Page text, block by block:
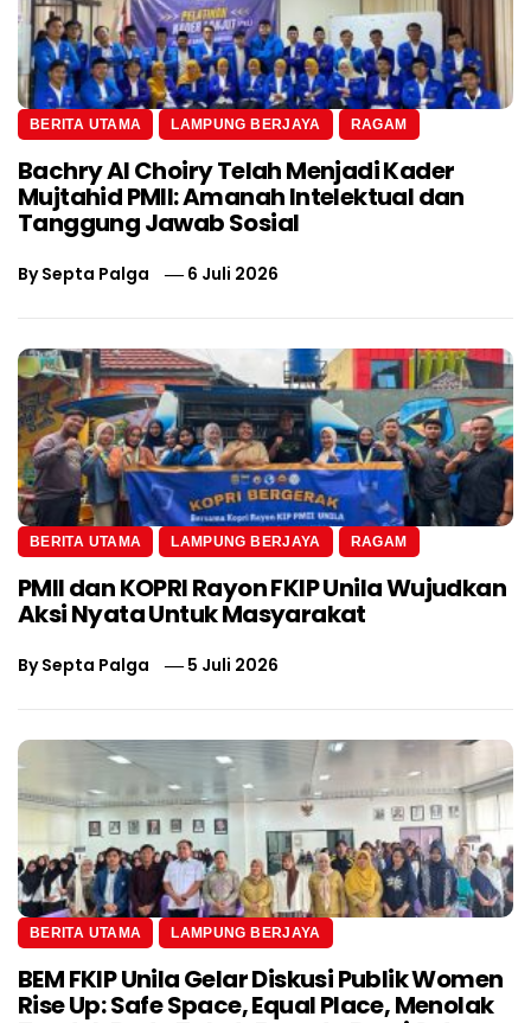
BERITA UTAMA LAMPUNG BERJAYA RAGAM
Bachry Al Choiry Telah Menjadi Kader
Mujtahid PMII: Amanah Intelektual dan
Tanggung Jawab Sosial
BySepta Palga 6 Juli 2026
BERITA UTAMA LAMPUNG BERJAYA RAGAM
PMII dan KOPRI Rayon FKIP Unila Wujudkan
Aksi Nyata Untuk Masyarakat
BySepta Palga 5 Juli 2026
BERITA UTAMA LAMPUNG BERJAYA
BEM FKIP Unila Gelar Diskusi Publik Women
Rise Up: Safe Space, Equal Place, Menolak